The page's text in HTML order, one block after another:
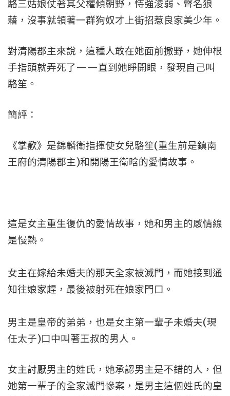
駱三姑娘仗著其父權傾朝野，恃強淩弱、聲名狼
藉，沒事就領著一群狗奴才上街招惹良家美少年。
對清陽郡主來說，這種人敢在她面前撒野，她伸根
手指頭就弄死了——直到她睜開眼，發現自己叫
駱笙。
簡評：
《掌歡》是錦麟衛指揮使女兒駱笙(重生前是鎮南
王府的清陽郡主)和開陽王衛晗的愛情故事。
這是女主重生復仇的愛情故事，她和男主的感情線
是慢熱。
女主在嫁給未婚夫的那天全家被滅門，而她接到通
知往娘家趕，最後被射死在娘家門口。
男主是皇帝的弟弟，也是女主第一輩子未婚夫(現
任太子)口中叫著王叔的男人。
女主討厭男主的姓氏，她承認男主是不錯的人，但
她第一輩子的全家滅門慘案，是男主這個姓氏的皇